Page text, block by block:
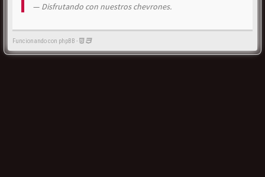
Disfrutando con nuestros chevrones.
Funcionando con phpBB -